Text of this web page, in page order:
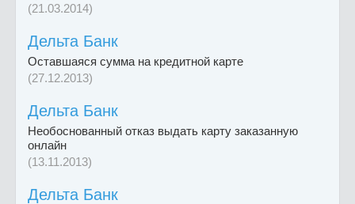
(21.03.2014)
Дельта Банк
Оставшаяся сумма на кредитной карте
(27.12.2013)
Дельта Банк
Необоснованный отказ выдать карту заказанную
онлайн
(13.11.2013)
Дельта Банк